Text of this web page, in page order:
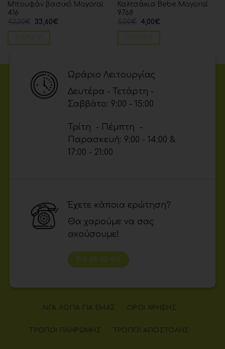
Μπουφάν βασικό Mayoral
416
42,00€ 33,60€
ΕΠΙΛΟΓΉ
Καλτσάκια Bebe Mayoral
9768
5,00€ 4,00€
ΕΠΙΛΟΓΉ
Ωράριο Λειτουργίας
Δευτέρα - Τετάρτη -
Σαββάτο: 9:00 - 15:00
Τρίτη - Πέμπτη -
Παρασκευή: 9:00 - 14:00 &
17:00 - 21:00
Έχετε κάποια ερώτηση?
Θα χαρούμε να σας
ακούσουμε!
210 58 22 015
ΛΊΓΑ ΛΌΓΙΑ ΓΙΑ ΕΜΆΣ ΌΡΟΙ ΧΡΉΣΗΣ
ΤΡΌΠΟΙ ΠΛΗΡΩΜΉΣ ΤΡΌΠΟΙ ΑΠΟΣΤΟΛΉΣ